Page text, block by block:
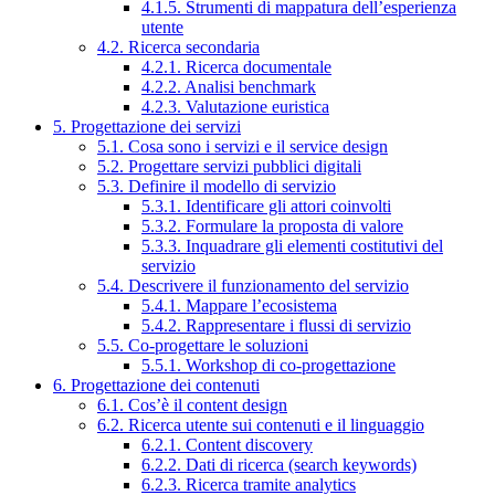
4.1.5. Strumenti di mappatura dell’esperienza
utente
4.2. Ricerca secondaria
4.2.1. Ricerca documentale
4.2.2. Analisi benchmark
4.2.3. Valutazione euristica
5. Progettazione dei servizi
5.1. Cosa sono i servizi e il service design
5.2. Progettare servizi pubblici digitali
5.3. Definire il modello di servizio
5.3.1. Identificare gli attori coinvolti
5.3.2. Formulare la proposta di valore
5.3.3. Inquadrare gli elementi costitutivi del
servizio
5.4. Descrivere il funzionamento del servizio
5.4.1. Mappare l’ecosistema
5.4.2. Rappresentare i flussi di servizio
5.5. Co-progettare le soluzioni
5.5.1. Workshop di co-progettazione
6. Progettazione dei contenuti
6.1. Cos’è il content design
6.2. Ricerca utente sui contenuti e il linguaggio
6.2.1. Content discovery
6.2.2. Dati di ricerca (search keywords)
6.2.3. Ricerca tramite analytics